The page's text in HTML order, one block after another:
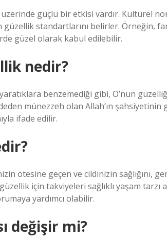
güçlü bir etkisi vardır. Kültürel
standartlarını belirler. Örneğin,
güzel olarak kabul edilebilir.
nedir?
benzemediği gibi, O’nun
münezzeh olan Allah’ın
ifade edilir.
ötesine geçen ve cildinizin sağlığını,
için takviyeleri sağlıklı yaşam tarzı
yardımcı olabilir.
değişir mi?